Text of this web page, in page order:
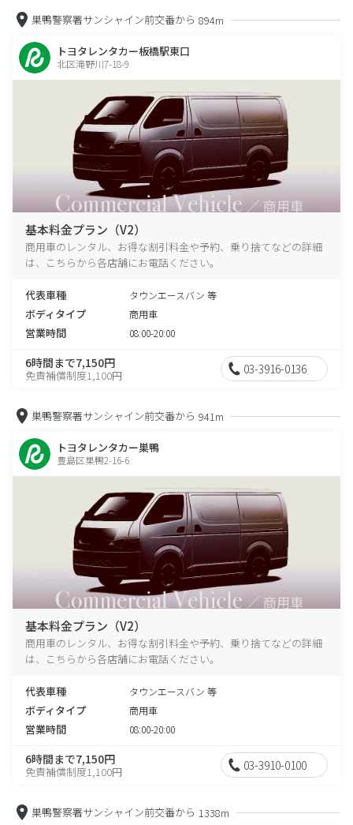
巣鴨警察署サンシャイン前交番から 894m
トヨタレンタカー板橋駅東口
北区滝野川7-18-9
基本料金プラン（V2）
商用車のレンタル、お得な割引料金や予約、乗り捨てなどの詳細
は、こちらから各店舗にお電話ください。
代表車種 タウンエースバン 等
ボディタイプ 商用車
営業時間 08:00-20:00
6時間まで7,150円
免責補償制度1,100円 03-3916-0136
巣鴨警察署サンシャイン前交番から 941m
トヨタレンタカー巣鴨
豊島区巣鴨2-16-6
基本料金プラン（V2）
商用車のレンタル、お得な割引料金や予約、乗り捨てなどの詳細
は、こちらから各店舗にお電話ください。
代表車種 タウンエースバン 等
ボディタイプ 商用車
営業時間 08:00-20:00
6時間まで7,150円
免責補償制度1,100円 03-3910-0100
巣鴨警察署サンシャイン前交番から 1338m